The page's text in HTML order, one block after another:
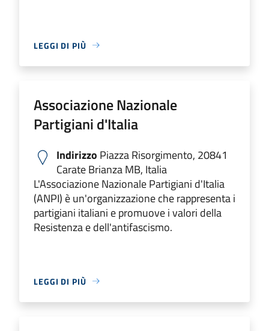
LEGGI DI PIÙ
Associazione Nazionale
Partigiani d'Italia
Indirizzo Piazza Risorgimento, 20841
Carate Brianza MB, Italia
L'Associazione Nazionale Partigiani d'Italia
(ANPI) è un'organizzazione che rappresenta i
partigiani italiani e promuove i valori della
Resistenza e dell'antifascismo.
LEGGI DI PIÙ